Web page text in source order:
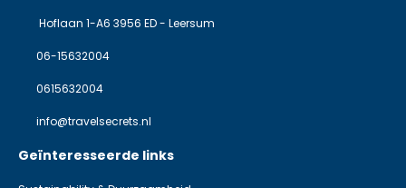
Hoflaan 1-A6 3956 ED - Leersum
06-15632004
0615632004
info@travelsecrets.nl
Geïnteresseerde links